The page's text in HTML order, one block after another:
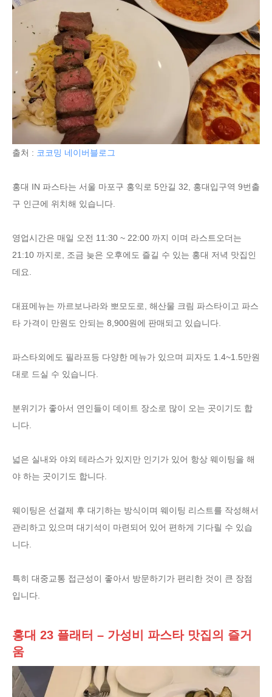
출처 : 코코밍 네이버블로그
홍대 IN 파스타는 서울 마포구 홍익로 5안길 32, 홍대입구역 9번출
구 인근에 위치해 있습니다.
영업시간은 매일 오전 11:30 ~ 22:00 까지 이며 라스트오더는
21:10 까지로, 조금 늦은 오후에도 즐길 수 있는 홍대 저녁 맛집인
데요.
대표메뉴는 까르보나라와 뽀모도로, 해산물 크림 파스타이고 파스
타 가격이 만원도 안되는 8,900원에 판매되고 있습니다.
파스타외에도 필라프등 다양한 메뉴가 있으며 피자도 1.4~1.5만원
대로 드실 수 있습니다.
분위기가 좋아서 연인들이 데이트 장소로 많이 오는 곳이기도 합
니다.
넓은 실내와 야외 테라스가 있지만 인기가 있어 항상 웨이팅을 해
야 하는 곳이기도 합니다.
웨이팅은 선결제 후 대기하는 방식이며 웨이팅 리스트를 작성해서
관리하고 있으며 대기석이 마련되어 있어 편하게 기다릴 수 있습
니다.
특히 대중교통 접근성이 좋아서 방문하기가 편리한 것이 큰 장점
입니다.
홍대 23 플래터 – 가성비 파스타 맛집의 즐거
움